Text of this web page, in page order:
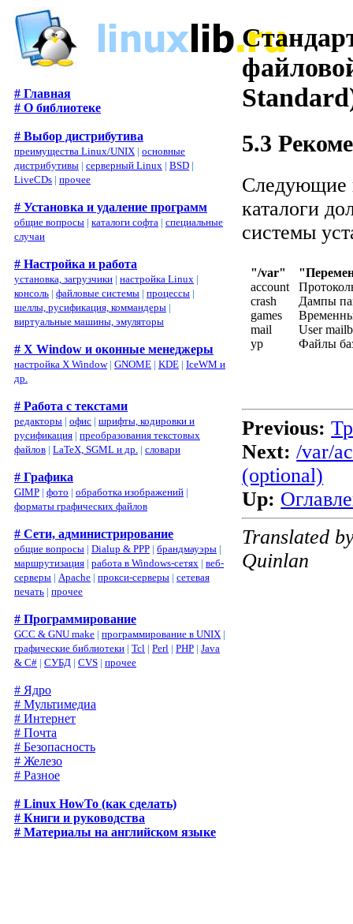
# Главная
# О библиотеке
# Выбор дистрибутива
преимущества Linux/UNIX | основные
дистрибутивы | серверный Linux | BSD |
LiveCDs | прочее
# Установка и удаление программ
общие вопросы | каталоги софта | специальные
случаи
# Настройка и работа
установка, загрузчики | настройка Linux |
консоль | файловые системы | процессы |
шеллы, русификация, коммандеры |
виртуальные машины, эмуляторы
# X Window и оконные менеджеры
настройка X Window| GNOME | KDE | IceWM и
др.
# Работа с текстами
редакторы | офис | шрифты, кодировки и
русификация | преобразования текстовых
файлов | LaTeX, SGML и др. | словари
# Графика
GIMP | фото | обработка изображений |
форматы графических файлов
# Сети, администрирование
общие вопросы | Dialup & PPP | брандмауэры |
маршрутизация | работа в Windows-сетях | веб-
серверы | Apache | прокси-серверы | сетевая
печать | прочее
# Программирование
GCC & GNU make | программирование в UNIX |
графические библиотеки | Tcl | Perl | PHP | Java
& C# | СУБД | CVS | прочее
# Ядро
# Мультимедиа
# Интернет
# Почта
# Безопасность
# Железо
# Разное
# Linux HowTo (как сделать)
# Книги и руководства
# Материалы на английском языке
5.3
Следующие
каталоги
системы
"/var"
account
crash
games
mail
yp
Дампы
User
Файлы
Previous:
Next: /var/
(optional)
Up:
Translated
Quinlan